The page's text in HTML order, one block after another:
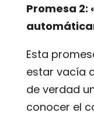
Promesa
Esta
estar vacía
de verdad
conocer el